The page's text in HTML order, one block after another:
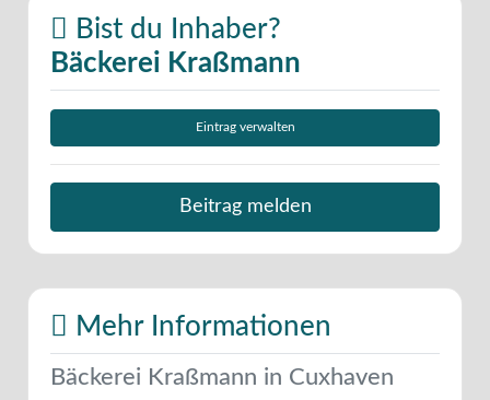
Bist du Inhaber?
Bäckerei Kraßmann
Eintrag verwalten
Beitrag melden
Mehr Informationen
Bäckerei Kraßmann in Cuxhaven